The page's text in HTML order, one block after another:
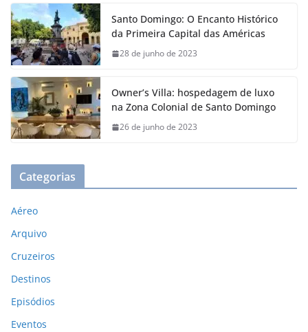
Santo Domingo: O Encanto Histórico
da Primeira Capital das Américas
28 de junho de 2023
Owner’s Villa: hospedagem de luxo
na Zona Colonial de Santo Domingo
26 de junho de 2023
Categorias
Aéreo
Arquivo
Cruzeiros
Destinos
Episódios
Eventos